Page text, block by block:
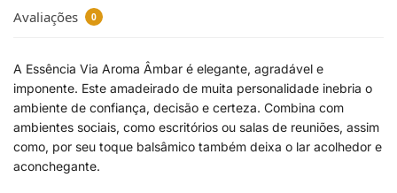
Avaliações 0
A Essência Via Aroma Âmbar é elegante, agradável e
imponente. Este amadeirado de muita personalidade inebria o
ambiente de confiança, decisão e certeza. Combina com
ambientes sociais, como escritórios ou salas de reuniões, assim
como, por seu toque balsâmico também deixa o lar acolhedor e
aconchegante.